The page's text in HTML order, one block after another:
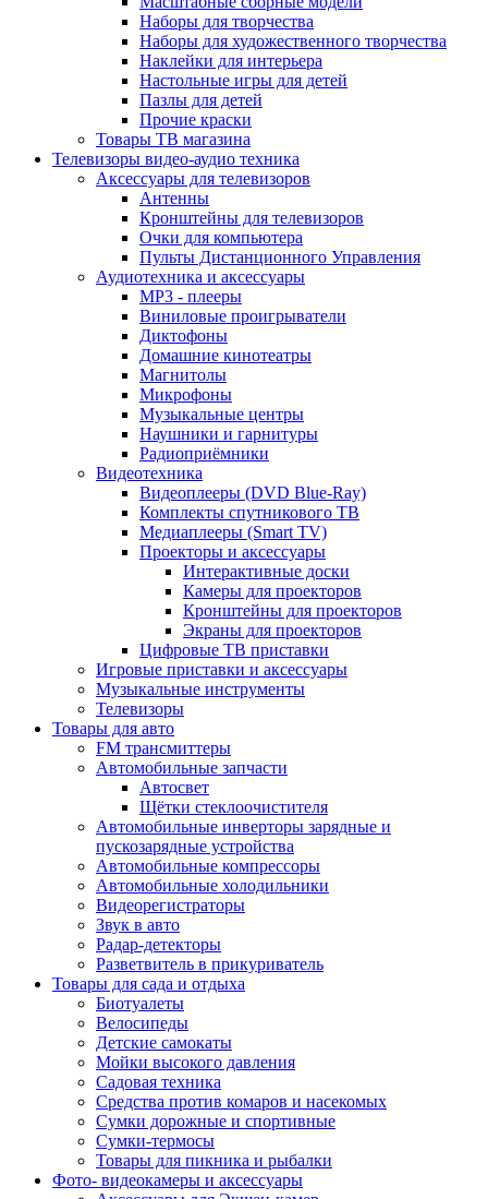
Наборы для творчества
Наборы для художественного творчества
Наклейки для интерьера
Настольные игры для детей
Пазлы для детей
Прочие краски
Товары ТВ магазина
Телевизоры видео-аудио техника
Аксессуары для телевизоров
Антенны
Кронштейны для телевизоров
Очки для компьютера
Пульты Дистанционного Управления
Аудиотехника и аксессуары
MP3 - плееры
Виниловые проигрыватели
Диктофоны
Домашние кинотеатры
Магнитолы
Микрофоны
Музыкальные центры
Наушники и гарнитуры
Радиоприёмники
Видеотехника
Видеоплееры (DVD Blue-Ray)
Комплекты спутникового ТВ
Медиаплееры (Smart TV)
Проекторы и аксессуары
Интерактивные доски
Камеры для проекторов
Кронштейны для проекторов
Экраны для проекторов
Цифровые ТВ приставки
Игровые приставки и аксессуары
Музыкальные инструменты
Телевизоры
Товары для авто
FM трансмиттеры
Автомобильные запчасти
Автосвет
Щётки стеклоочистителя
Автомобильные инверторы зарядные и
пускозарядные устройства
Автомобильные компрессоры
Автомобильные холодильники
Видеорегистраторы
Звук в авто
Радар-детекторы
Разветвитель в прикуриватель
Товары для сада и отдыха
Биотуалеты
Велосипеды
Детские самокаты
Мойки высокого давления
Садовая техника
Средства против комаров и насекомых
Сумки дорожные и спортивные
Сумки-термосы
Товары для пикника и рыбалки
Фото- видеокамеры и аксессуары